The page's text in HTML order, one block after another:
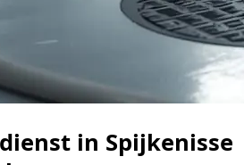
in Spijkenisse